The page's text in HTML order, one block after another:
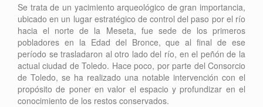
Se trata de un yacimiento arqueológico de gran importancia,
ubicado en un lugar estratégico de control del paso por el río
hacia el norte de la Meseta, fue sede de los primeros
pobladores en la Edad del Bronce, que al final de ese
período se trasladaron al otro lado del río, en el peñón de la
actual ciudad de Toledo. Hace poco, por parte del Consorcio
de Toledo, se ha realizado una notable intervención con el
propósito de poner en valor el espacio y profundizar en el
conocimiento de los restos conservados.